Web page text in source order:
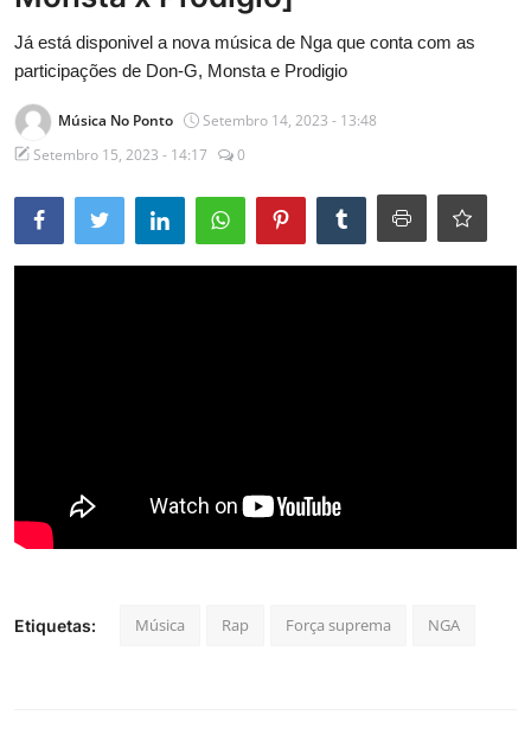
Entrevistas
Mundo
Já está disponivel a nova música de Nga que conta com as
participações de Don-G, Monsta e Prodigio
Música No Ponto
Setembro 14, 2023 - 13:48
Setembro 15, 2023 - 14:17
0
Etiquetas: Música Rap Força suprema NGA